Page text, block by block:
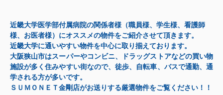
近畿大学医学部付属病院の関係者様（職員様、学生様、看護師
様、お医者様）にオススメの物件をご紹介させて頂きます。
近畿大学に通いやすい物件を中心に取り揃えております。
大阪狭山市はスーパーやコンビニ、ドラッグストアなどの買い物
施設が多く住みやすい街なので、徒歩、自転車、バスで通勤、通
学される方が多いです。
ＳＵＭＯＮＥＴ金剛店がお送りする厳選物件をご覧ください！！